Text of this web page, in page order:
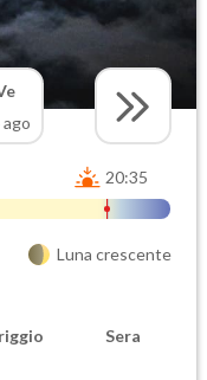
ago
20:35
Luna crescente
Sera